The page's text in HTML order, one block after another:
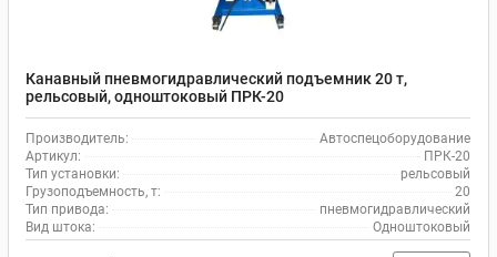
Канавный пневмогидравлический подъемник 20 т,
рельсовый, одноштоковый ПРК-20
Производитель:
Автоспецоборудование
Артикул:
ПРК-20
Тип установки:
рельсовый
Грузоподъемность, т:
20
Тип привода:
пневмогидравлический
Вид штока:
Одноштоковый